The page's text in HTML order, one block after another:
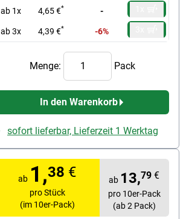
ab 1x
4,65 €* -
ab 3x 4,39 €* -6%
Menge: Pack
In den Warenkorb
sofort lieferbar, Lieferzeit 1 Werktag
ab 1,38 €
pro Stück
(im 10er-Pack)
ab 13,79€
pro 10er-Pack
(ab 2 Pack)